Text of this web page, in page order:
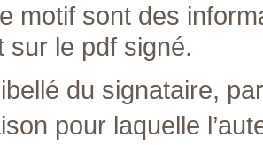
motif sont des
sur le pdf signé.
du signataire,
pour laquelle